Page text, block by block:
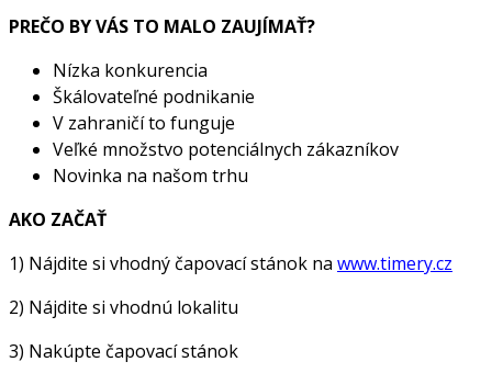
PREČO BY VÁS TO MALO ZAUJÍMAŤ?
Nízka konkurencia
Škálovateľné podnikanie
V zahraničí to funguje
Veľké množstvo potenciálnych zákazníkov
Novinka na našom trhu
AKO ZAČAŤ
1) Nájdite si vhodný čapovací stánok na www.timery.cz
2) Nájdite si vhodnú lokalitu
3) Nakúpte čapovací stánok